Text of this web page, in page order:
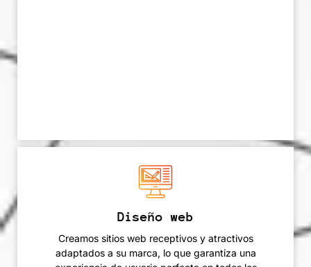
Diseño web
Creamos sitios web receptivos y atractivos
adaptados a su marca, lo que garantiza una